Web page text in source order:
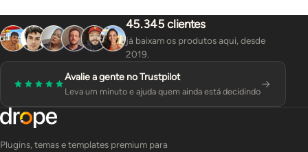
45.345 clientes
já baixam os produtos aqui, desde
2019.
Avalie a gente no Trustpilot
Leva um minuto e ajuda quem ainda está decidindo
Plugins, temas e templates premium para